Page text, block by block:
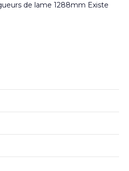
de lame 1288mm Existe